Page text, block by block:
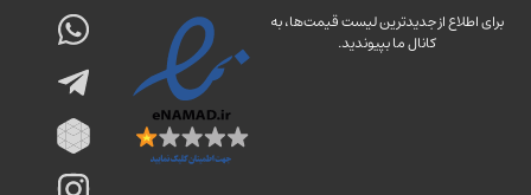
برای اطلاع از جدیدترین لیست قیمت‌ها، به
کانال ما بپیوندید.